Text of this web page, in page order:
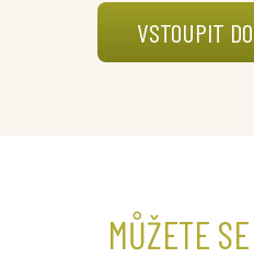
VSTOUPIT
MŮŽETE